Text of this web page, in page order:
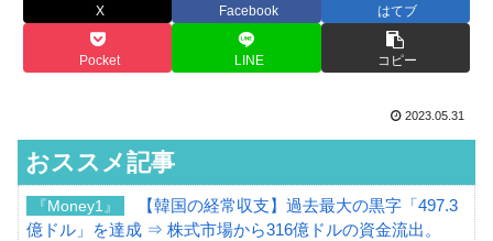
X Facebook はてブ
Pocket LINE コピー
2023.05.31
おススメ記事
『Money1』
【韓国の経常収支】過去最大の黒字「497.3
億ドル」を達成 ⇒ 株式市場から316億ドルの資金流出。